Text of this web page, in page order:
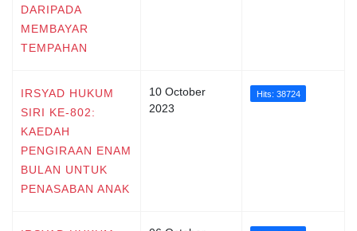
DARIPADA
MEMBAYAR
TEMPAHAN
IRSYAD HUKUM
SIRI KE-802:
KAEDAH
PENGIRAAN ENAM
BULAN UNTUK
PENASABAN ANAK
10 October
2023
Hits: 38724